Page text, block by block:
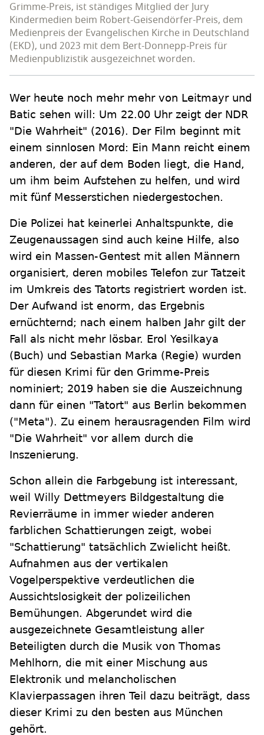
Grimme-Preis, ist ständiges Mitglied der Jury
Kindermedien beim Robert-Geisendörfer-Preis, dem
Medienpreis der Evangelischen Kirche in Deutschland
(EKD), und 2023 mit dem Bert-Donnepp-Preis für
Medienpublizistik ausgezeichnet worden.
Wer heute noch mehr mehr von Leitmayr und
Batic sehen will: Um 22.00 Uhr zeigt der NDR
"Die Wahrheit" (2016). Der Film beginnt mit
einem sinnlosen Mord: Ein Mann reicht einem
anderen, der auf dem Boden liegt, die Hand,
um ihm beim Aufstehen zu helfen, und wird
mit fünf Messerstichen niedergestochen.
Die Polizei hat keinerlei Anhaltspunkte, die
Zeugenaussagen sind auch keine Hilfe, also
wird ein Massen-Gentest mit allen Männern
organisiert, deren mobiles Telefon zur Tatzeit
im Umkreis des Tatorts registriert worden ist.
Der Aufwand ist enorm, das Ergebnis
ernüchternd; nach einem halben Jahr gilt der
Fall als nicht mehr lösbar. Erol Yesilkaya
(Buch) und Sebastian Marka (Regie) wurden
für diesen Krimi für den Grimme-Preis
nominiert; 2019 haben sie die Auszeichnung
dann für einen "Tatort" aus Berlin bekommen
("Meta"). Zu einem herausragenden Film wird
"Die Wahrheit" vor allem durch die
Inszenierung.
Schon allein die Farbgebung ist interessant,
weil Willy Dettmeyers Bildgestaltung die
Revierräume in immer wieder anderen
farblichen Schattierungen zeigt, wobei
"Schattierung" tatsächlich Zwielicht heißt.
Aufnahmen aus der vertikalen
Vogelperspektive verdeutlichen die
Aussichtslosigkeit der polizeilichen
Bemühungen. Abgerundet wird die
ausgezeichnete Gesamtleistung aller
Beteiligten durch die Musik von Thomas
Mehlhorn, die mit einer Mischung aus
Elektronik und melancholischen
Klavierpassagen ihren Teil dazu beiträgt, dass
dieser Krimi zu den besten aus München
gehört.